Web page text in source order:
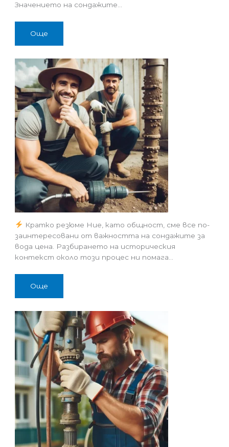
Значението на сондажите…
Още
Кратко резюме Ние, като общност, сме все по-
заинтересовани от важността на сондажите за
вода цена. Разбирането на историческия
контекст около този процес ни помага…
Още